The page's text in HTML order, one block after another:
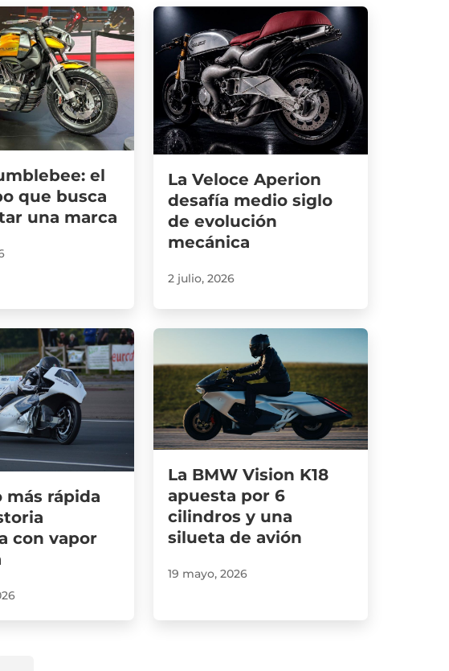
el
que busca
una marca
La Veloce Aperion
desafía medio siglo
de evolución
mecánica
2 julio, 2026
más rápida
con vapor
La BMW Vision K18
apuesta por 6
cilindros y una
silueta de avión
19 mayo, 2026